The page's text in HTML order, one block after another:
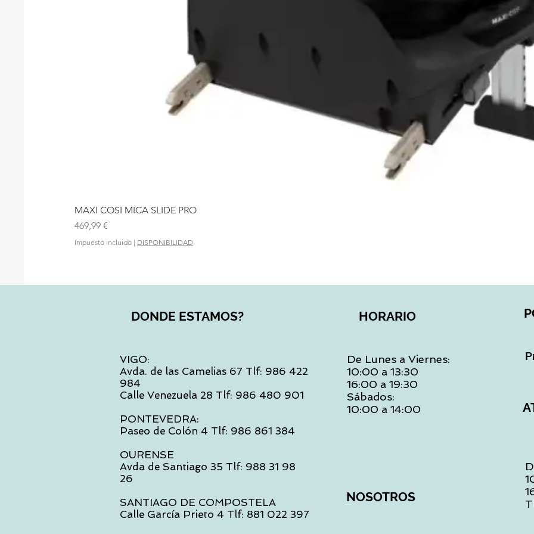
MAXI COSI MICA SLIDE PRO
Precio
469,99 €
Impuesto incluido | DISPONIBILIDAD
DONDE ESTAMOS?
VIGO:
Avda. de las Camelias 67 Tlf: 986 422
984
Calle Venezuela 28 Tlf: 986 480 901
PONTEVEDRA:
Paseo de Colón 4 Tlf: 986 861 384
OURENSE
Avda de Santiago 35 Tlf: 988 31 98
26
SANTIAGO DE COMPOSTELA
Calle García Prieto 4 Tlf: 881 022 397
HORARIO
De Lunes a Viernes:
10:00 a 13:30
16:00 a 19:30
Sábados:
10:00 a 14:00
NOSOTROS